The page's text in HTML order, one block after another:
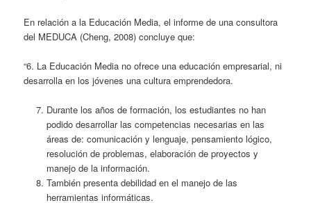
En relación a la Educación Media, el informe de una consultora
del MEDUCA (Cheng, 2008) concluye que:
“6. La Educación Media no ofrece una educación empresarial, ni
desarrolla en los jóvenes una cultura emprendedora.
Durante los años de formación, los estudiantes no han
podido desarrollar las competencias necesarias en las
áreas de: comunicación y lenguaje, pensamiento lógico,
resolución de problemas, elaboración de proyectos y
manejo de la información.
También presenta debilidad en el manejo de las
herramientas informáticas.